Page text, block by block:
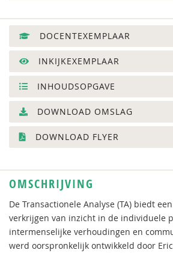
DOCENTEXEMPLAAR
INKIJKEXEMPLAAR
INHOUDSOPGAVE
DOWNLOAD OMSLAG
DOWNLOAD FLYER
OMSCHRIJVING
De Transactionele Analyse (TA) biedt
verkrijgen van inzicht in de individuele
intermenselijke verhoudingen en
werd oorspronkelijk ontwikkeld door